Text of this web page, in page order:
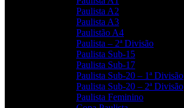
Paulista A2
Paulista A3
Paulistão A4
Paulista – 2ª Divisão
Paulista Sub-15
Paulista Sub-17
Paulista Sub-20 – 1ª Divisão
Paulista Sub-20 – 2ª Divisão
Paulista Feminino